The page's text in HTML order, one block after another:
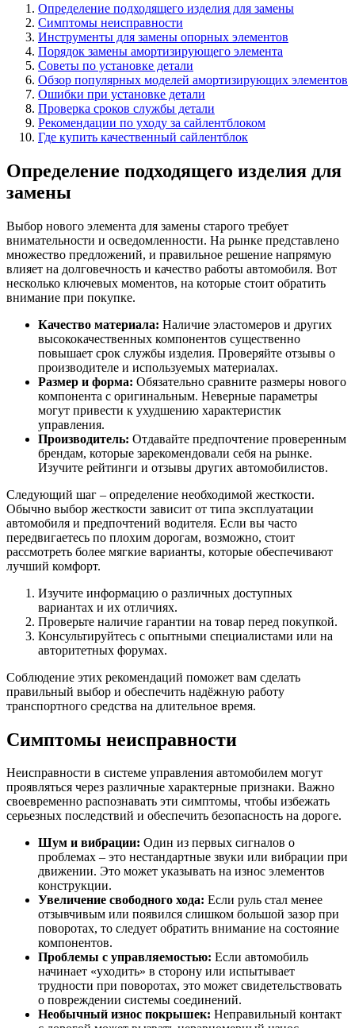
Определение подходящего изделия для замены
Симптомы неисправности
Инструменты для замены опорных элементов
Порядок замены амортизирующего элемента
Советы по установке детали
Обзор популярных моделей амортизирующих элементов
Ошибки при установке детали
Проверка сроков службы детали
Рекомендации по уходу за сайлентблоком
Где купить качественный сайлентблок
Определение подходящего изделия для
замены
Выбор нового элемента для замены старого требует
внимательности и осведомленности. На рынке представлено
множество предложений, и правильное решение напрямую
влияет на долговечность и качество работы автомобиля. Вот
несколько ключевых моментов, на которые стоит обратить
внимание при покупке.
Качество материала: Наличие эластомеров и других
высококачественных компонентов существенно
повышает срок службы изделия. Проверяйте отзывы о
производителе и используемых материалах.
Размер и форма: Обязательно сравните размеры нового
компонента с оригинальным. Неверные параметры
могут привести к ухудшению характеристик
управления.
Производитель: Отдавайте предпочтение проверенным
брендам, которые зарекомендовали себя на рынке.
Изучите рейтинги и отзывы других автомобилистов.
Следующий шаг – определение необходимой жесткости.
Обычно выбор жесткости зависит от типа эксплуатации
автомобиля и предпочтений водителя. Если вы часто
передвигаетесь по плохим дорогам, возможно, стоит
рассмотреть более мягкие варианты, которые обеспечивают
лучший комфорт.
Изучите информацию о различных доступных
вариантах и их отличиях.
Проверьте наличие гарантии на товар перед покупкой.
Консультируйтесь с опытными специалистами или на
авторитетных форумах.
Соблюдение этих рекомендаций поможет вам сделать
правильный выбор и обеспечить надёжную работу
транспортного средства на длительное время.
Симптомы неисправности
Неисправности в системе управления автомобилем могут
проявляться через различные характерные признаки. Важно
своевременно распознавать эти симптомы, чтобы избежать
серьезных последствий и обеспечить безопасность на дороге.
Шум и вибрации: Один из первых сигналов о
проблемах – это нестандартные звуки или вибрации при
движении. Это может указывать на износ элементов
конструкции.
Увеличение свободного хода: Если руль стал менее
отзывчивым или появился слишком большой зазор при
поворотах, то следует обратить внимание на состояние
компонентов.
Проблемы с управляемостью: Если автомобиль
начинает «уходить» в сторону или испытывает
трудности при поворотах, это может свидетельствовать
о повреждении системы соединений.
Необычный износ покрышек: Неправильный контакт